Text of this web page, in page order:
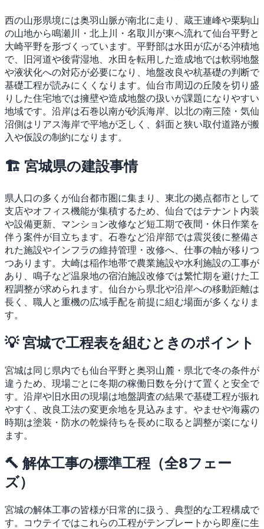
西の山形県境には奥羽山脈が南北に走り、蔵王連峰や栗駒山
の山地から鳴瀬川・北上川・名取川が東へ流れて仙台平野と
大崎平野を形づくっています。平野部は水田が広がる沖積地
で、旧河道や後背湿地、水田を転用した造成地では軟弱地盤
や液状化への対応が必要になり、地盤改良や杭基礎の判断で
基礎工程が読みにくくなります。仙台市周辺の丘陵を切り盛
りした住宅地では擁壁や造成地盤の扱いが課題になりやすい
地域です。沿岸は石巻以南が砂浜海岸、以北の南三陸・気仙
沼側はリアス海岸で平地が乏しく、斜面と狭い取付道路が搬
入や仮設の制約になります。
🏗 宮城県の建設事情
県人口の多くが仙台都市圏に集まり、東北の拠点都市として
支店やオフィス機能が集積するため、仙台ではテナント内装
や設備更新、マンション改修など短工期で夜間・休日作業を
伴う案件が目立ちます。石巻など沿岸部では震災後に整備さ
れた施設やインフラの維持管理・改修へ、仕事の軸が移りつ
つあります。大崎は稲作地帯で農業施設や水利施設の工事が
あり、鳴子など温泉地の宿泊施設改修では繁忙期を避けた工
程調整が求められます。仙台から県北や沿岸への移動距離は
長く、職人と重機の広域手配を前提に組む場面が多くなりま
す。
💡 宮城で工程表を組むときのポイント
宮城は同じ県内でも仙台平野と奥羽山麓・県北で冬の条件が
違うため、現場ごとに冬期の稼働日数を分けて置くと安全で
す。沿岸や旧水田の現場は地盤調査の結果で基礎工程が振れ
やすく、改良工法の変更余地を見込みます。やませや海霧の
時期は塗装・防水の乾燥待ちを長めに取ると調整が楽になり
ます。
🔨 解体工事の標準工程（全8フェー
ズ）
宮城の解体工事の皆様が日常的に扱う、典型的な工程構成で
す。コウテイではこれらの工程がテンプレートから即座に生